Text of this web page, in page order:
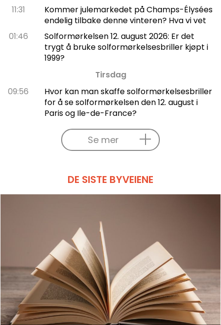
11:31
Kommer julemarkedet på Champs-Élysées
endelig tilbake denne vinteren? Hva vi vet
01:46
Solformørkelsen 12. august 2026: Er det
trygt å bruke solformørkelsesbriller kjøpt i
1999?
Tirsdag
09:56
Hvor kan man skaffe solformørkelsesbriller
for å se solformørkelsen den 12. august i
Paris og Ile-de-France?
Se mer
DE SISTE BYVEIENE